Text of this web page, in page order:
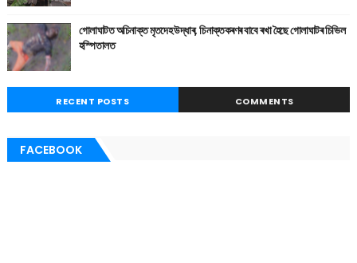
গোলাঘাটত অচিনাক্ত মৃতদেহ উদ্ধাৰ, চিনাক্তকৰণৰ বাবে ৰখা হৈছে গোলাঘাটৰ চিভিল
হস্পিতালত
RECENT POSTS COMMENTS
FACEBOOK